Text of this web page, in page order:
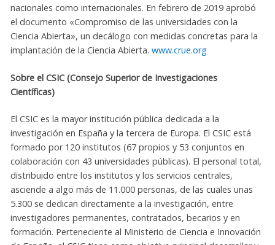
nacionales como internacionales. En febrero de 2019 aprobó
el documento «Compromiso de las universidades con la
Ciencia Abierta», un decálogo con medidas concretas para la
implantación de la Ciencia Abierta.www.crue.org
Sobre el CSIC (Consejo Superior de Investigaciones
Científicas)
El CSIC es la mayor institución pública dedicada a la
investigación en España y la tercera de Europa. El CSIC está
formado por 120 institutos (67 propios y 53 conjuntos en
colaboración con 43 universidades públicas). El personal total,
distribuido entre los institutos y los servicios centrales,
asciende a algo más de 11.000 personas, de las cuales unas
5.300 se dedican directamente a la investigación, entre
investigadores permanentes, contratados, becarios y en
formación. Perteneciente al Ministerio de Ciencia e Innovación